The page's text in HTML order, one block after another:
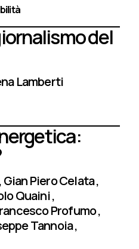
del
Lamberti
Gian Piero Celata
Quaini
Profumo
Tannoia